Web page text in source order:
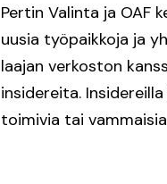
Pertin Valinta ja OAF
uusia työpaikkoja ja
laajan verkoston
insidereita.
toimivia tai